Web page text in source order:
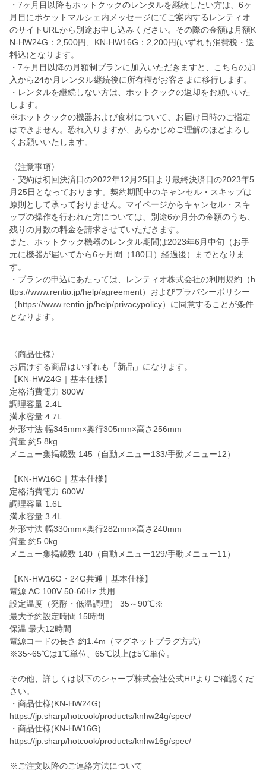
・7ヶ月目以降もホットクックのレンタルを継続したい方は、6ヶ
月目にポケットマルシェ内メッセージにてご案内するレンティオ
のサイトURLから別途お申し込みください。その際の金額は月額K
N-HW24G：2,500円、KN-HW16G：2,200円(いずれも消費税・送
料込)となります。
・7ヶ月目以降の月額制プランに加入いただきますと、こちらの加
入から24か月レンタル継続後に所有権がお客さまに移行します。
・レンタルを継続しない方は、ホットクックの返却をお願いいた
します。
※ホットクックの機器および食材について、お届け日時のご指定
はできません。恐れ入りますが、あらかじめご理解のほどよろし
くお願いいたします。
〈注意事項〉
・契約は初回決済日の2022年12月25日より最終決済日の2023年5
月25日となっております。契約期間中のキャンセル・スキップは
原則として承っておりません。マイページからキャンセル・スキ
ップの操作を行われた方については、別途6か月分の金額のうち、
残りの月数の料金を請求させていただきます。
また、ホットクック機器のレンタル期間は2023年6月中旬（お手
元に機器が届いてから6ヶ月間（180日）経過後）までとなりま
す。
・プランの申込にあたっては、レンティオ株式会社の利用規約（h
ttps://www.rentio.jp/help/agreement）およびプラバシーポリシー
（https://www.rentio.jp/help/privacypolicy）に同意することが条件
となります。
〈商品仕様〉
お届けする商品はいずれも「新品」になります。
【KN-HW24G｜基本仕様】
定格消費電力 800W
調理容量 2.4L
満水容量 4.7L
外形寸法 幅345mm×奥行305mm×高さ256mm
質量 約5.8kg
メニュー集掲載数 145（自動メニュー133/手動メニュー12）
【KN-HW16G｜基本仕様】
定格消費電力 600W
調理容量 1.6L
満水容量 3.4L
外形寸法 幅330mm×奥行282mm×高さ240mm
質量 約5.0kg
メニュー集掲載数 140（自動メニュー129/手動メニュー11）
【KN-HW16G・24G共通｜基本仕様】
電源 AC 100V 50-60Hz 共用
設定温度（発酵・低温調理） 35～90℃※
最大予約設定時間 15時間
保温 最大12時間
電源コードの長さ 約1.4m（マグネットプラグ方式）
※35~65℃は1℃単位、65℃以上は5℃単位。
その他、詳しくは以下のシャープ株式会社公式HPよりご確認くだ
さい。
・商品仕様(KN-HW24G)
https://jp.sharp/hotcook/products/knhw24g/spec/
・商品仕様(KN-HW16G)
https://jp.sharp/hotcook/products/knhw16g/spec/
※ご注文以降のご連絡方法について